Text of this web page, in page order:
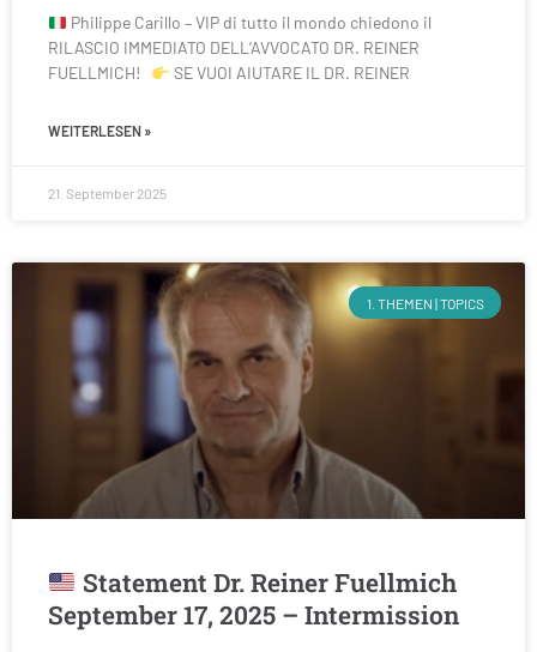
Philippe Carillo – VIP di tutto il mondo chiedono il
RILASCIO IMMEDIATO DELL’AVVOCATO DR. REINER
FUELLMICH!
SE VUOI AIUTARE IL DR. REINER
WEITERLESEN »
21. September 2025
1. THEMEN | TOPICS
Statement Dr. Reiner Fuellmich
September 17, 2025 – Intermission